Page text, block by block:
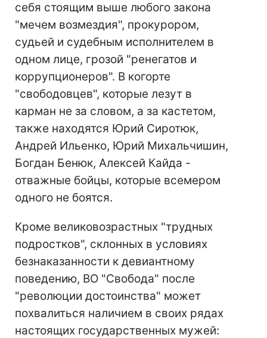
себя стоящим выше любого закона
"мечем возмездия", прокурором,
судьей и судебным исполнителем в
одном лице, грозой "ренегатов и
коррупционеров". В когорте
"свободовцев", которые лезут в
карман не за словом, а за кастетом,
также находятся Юрий Сиротюк,
Андрей Ильенко, Юрий Михальчишин,
Богдан Бенюк, Алексей Кайда -
отважные бойцы, которые всемером
одного не боятся.
Кроме великовозрастных "трудных
подростков", склонных в условиях
безнаказанности к девиантному
поведению, ВО "Свобода" после
"революции достоинства" может
похвалиться наличием в своих рядах
настоящих государственных мужей: